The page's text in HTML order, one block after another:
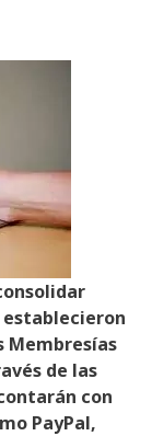
Membresías
de las
con
PayPal,